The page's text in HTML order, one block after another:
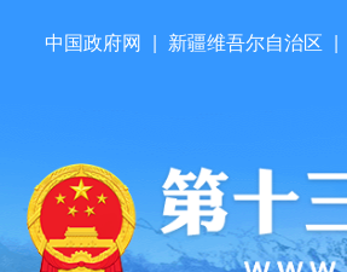
中国政府网 | 新疆维吾尔自治区 |